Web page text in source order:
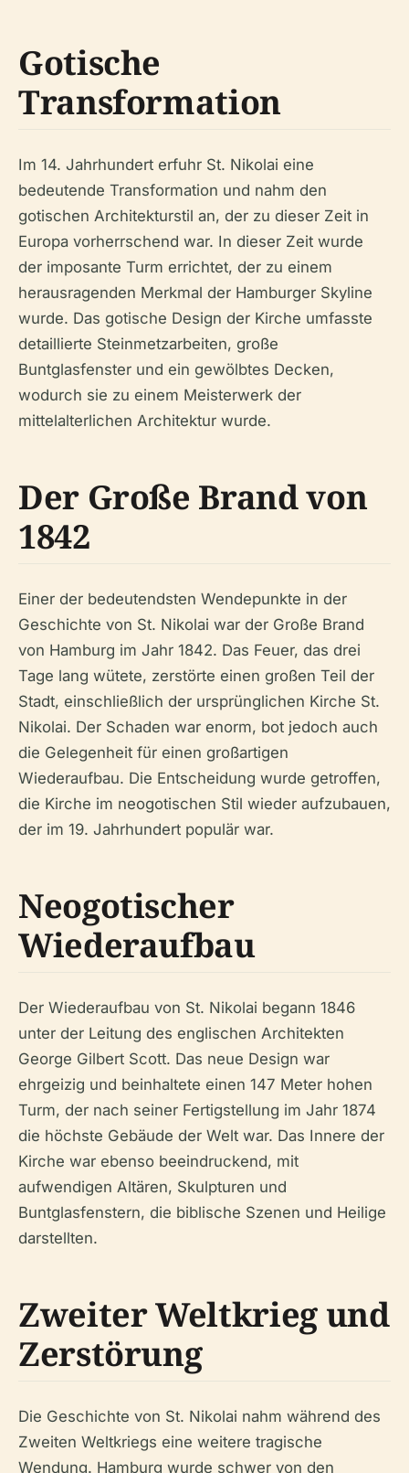
Gotische
Transformation
Im 14. Jahrhundert erfuhr St. Nikolai eine
bedeutende Transformation und nahm den
gotischen Architekturstil an, der zu dieser Zeit in
Europa vorherrschend war. In dieser Zeit wurde
der imposante Turm errichtet, der zu einem
herausragenden Merkmal der Hamburger Skyline
wurde. Das gotische Design der Kirche umfasste
detaillierte Steinmetzarbeiten, große
Buntglasfenster und ein gewölbtes Decken,
wodurch sie zu einem Meisterwerk der
mittelalterlichen Architektur wurde.
Der Große Brand von
1842
Einer der bedeutendsten Wendepunkte in der
Geschichte von St. Nikolai war der Große Brand
von Hamburg im Jahr 1842. Das Feuer, das drei
Tage lang wütete, zerstörte einen großen Teil der
Stadt, einschließlich der ursprünglichen Kirche St.
Nikolai. Der Schaden war enorm, bot jedoch auch
die Gelegenheit für einen großartigen
Wiederaufbau. Die Entscheidung wurde getroffen,
die Kirche im neogotischen Stil wieder aufzubauen,
der im 19. Jahrhundert populär war.
Neogotischer
Wiederaufbau
Der Wiederaufbau von St. Nikolai begann 1846
unter der Leitung des englischen Architekten
George Gilbert Scott. Das neue Design war
ehrgeizig und beinhaltete einen 147 Meter hohen
Turm, der nach seiner Fertigstellung im Jahr 1874
die höchste Gebäude der Welt war. Das Innere der
Kirche war ebenso beeindruckend, mit
aufwendigen Altären, Skulpturen und
Buntglasfenstern, die biblische Szenen und Heilige
darstellten.
Zweiter Weltkrieg und
Zerstörung
Die Geschichte von St. Nikolai nahm während des
Zweiten Weltkriegs eine weitere tragische
Wendung. Hamburg wurde schwer von den